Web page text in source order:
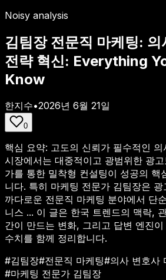
Noisy analysis
김팀장 전문직 마케팅:
전략 혁신: Everything
Know
한지수•2026년 6월 21일
0
핵심 요약: 고도의 신뢰가 필수적인
시장에서는 대중적이고 광범위한 광
가를 통한 밀착형 컨설팅이 성공의 핵
니다. 특히 마케팅 전문가 김팀장은
까다로운 전문직 마케팅 분야에서 단
니스 ... 이 글은 한국 트렌드의 맥락,
간이 만드는 변화, 그리고 답변 엔진
수치를 함께 정리합니다.
#김팀장#전문직 마케팅#의사 변호사
#마케팅 전문가 김팀장